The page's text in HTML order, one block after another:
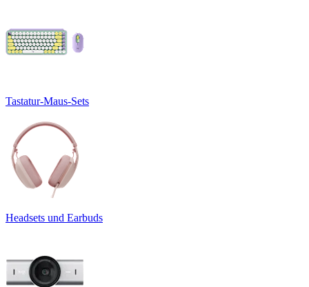
Tastatur-Maus-Sets
Headsets und Earbuds